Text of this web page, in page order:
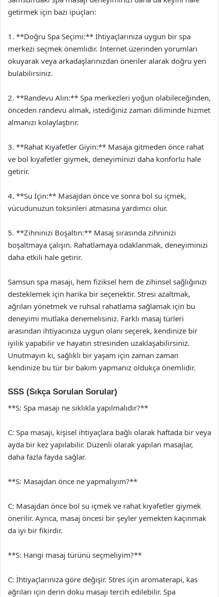
getirmek için bazı ipuçları:
1. **Doğru Spa Seçimi:** İhtiyaçlarınıza uygun bir spa
merkezi seçmek önemlidir. İnternet üzerinden yorumları
okuyarak veya arkadaşlarınızdan öneriler alarak doğru yeri
bulabilirsiniz.
2. **Randevu Alın:** Spa merkezleri yoğun olabileceğinden,
önceden randevu almak, istediğiniz zaman diliminde hizmet
almanızı kolaylaştırır.
3. **Rahat Kıyafetler Giyin:** Masaja gitmeden önce rahat
ve bol kıyafetler giymek, deneyiminizi daha konforlu hale
getirir.
4. **Su İçin:** Masajdan önce ve sonra bol su içmek,
vücudunuzun toksinleri atmasına yardımcı olur.
5. **Zihninizi Boşaltın:** Masaj sırasında zihninizi
boşaltmaya çalışın. Rahatlamaya odaklanmak, deneyiminizi
daha etkili hale getirir.
Samsun spa masajı, hem fiziksel hem de zihinsel sağlığınızı
desteklemek için harika bir seçenektir. Stresi azaltmak,
ağrıları yönetmek ve ruhsal rahatlama sağlamak için bu
deneyimi mutlaka denemelisiniz. Farklı masaj türleri
arasından ihtiyacınıza uygun olanı seçerek, kendinize bir
iyilik yapabilir ve hayatın stresinden uzaklaşabilirsiniz.
Unutmayın ki, sağlıklı bir yaşam için zaman zaman
kendinize bu tür bir bakım yapmanız oldukça önemlidir.
SSS (Sıkça Sorulan Sorular)
**S: Spa masajı ne sıklıkla yapılmalıdır?**
C: Spa masajı, kişisel ihtiyaçlara bağlı olarak haftada bir veya
ayda bir kez yapılabilir. Düzenli olarak yapılan masajlar,
daha fazla fayda sağlar.
**S: Masajdan önce ne yapmalıyım?**
C: Masajdan önce bol su içmek ve rahat kıyafetler giymek
önerilir. Ayrıca, masaj öncesi bir şeyler yemekten kaçınmak
da iyi bir fikirdir.
**S: Hangi masaj türünü seçmeliyim?**
C: İhtiyaçlarınıza göre değişir. Stres için aromaterapi, kas
ağrıları için derin doku masajı tercih edilebilir. Spa